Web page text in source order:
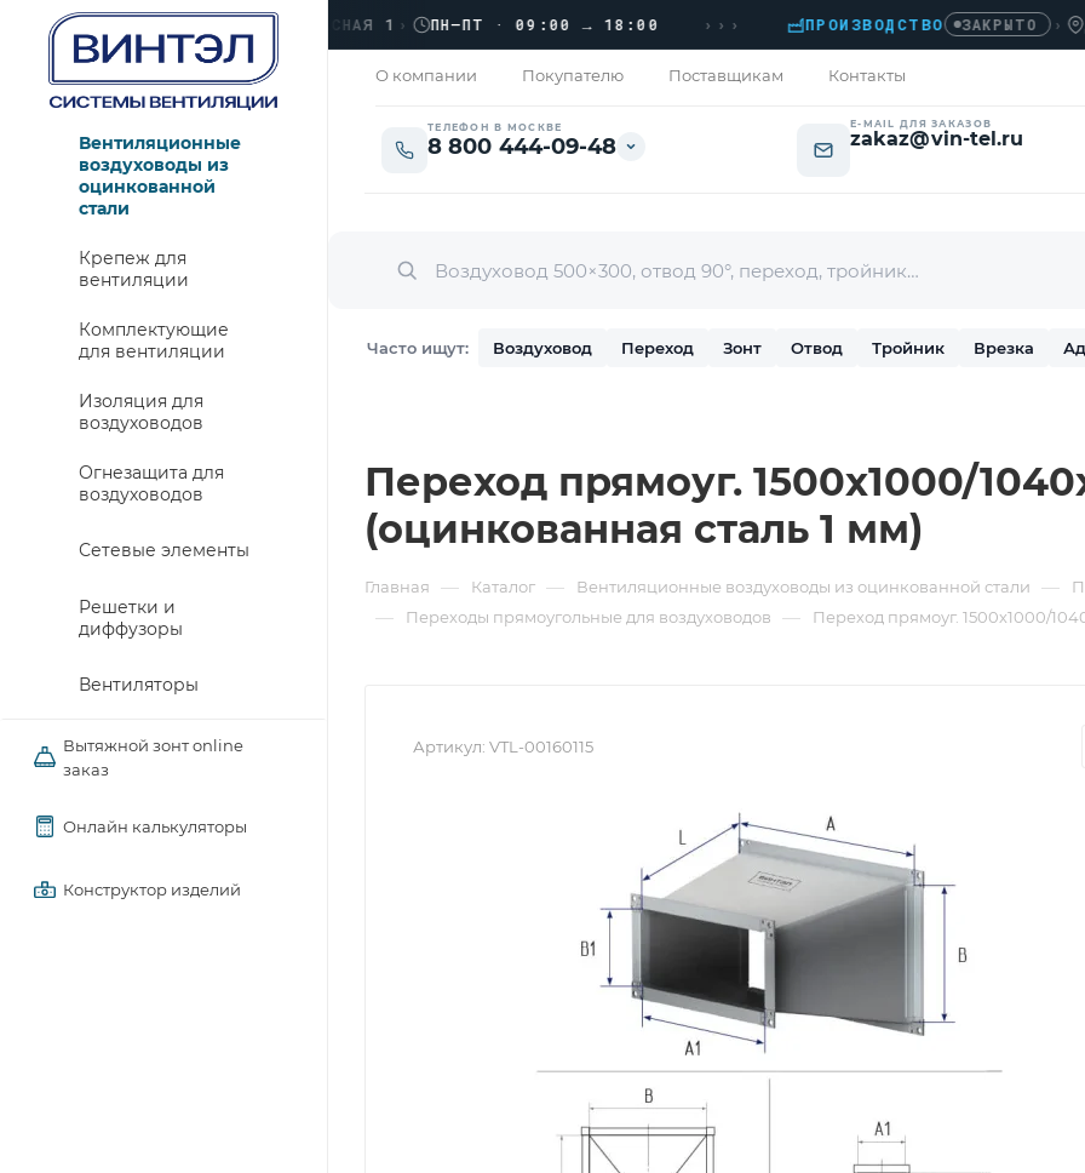
› ЛЮБЕРЦЫ, УЛ. КРАСНАЯ 1› ПН–ПТ · 09:00 → 18:00 ››› ПРОИЗВОДСТВО ЗАКРЫТО ›
О компании Покупателю Поставщикам Контакты
ТЕЛЕФОН В МОСКВЕ
8 800 444-09-48
E-MAIL ДЛЯ ЗАКАЗОВ
zakaz@vin-tel.ru
Часто ищут: Воздуховод Переход Зонт Отвод Тройник Врезка
Вентиляционные
воздуховоды из
оцинкованной
стали
Крепеж для
вентиляции
Комплектующие
для вентиляции
Изоляция для
воздуховодов
Огнезащита для
воздуховодов
Сетевые элементы
Решетки и
диффузоры
Вентиляторы
Вытяжной зонт online
заказ
Онлайн калькуляторы
Конструктор изделий
Переход прямоуг. 1500х1000/
(оцинкованная сталь 1 мм)
Главная — Каталог — Вентиляционные воздуховоды из оцинкованной стали —
— Переходы прямоугольные для воздуховодов — Переход прямоуг. 1500х1000/
Артикул: VTL-00160115